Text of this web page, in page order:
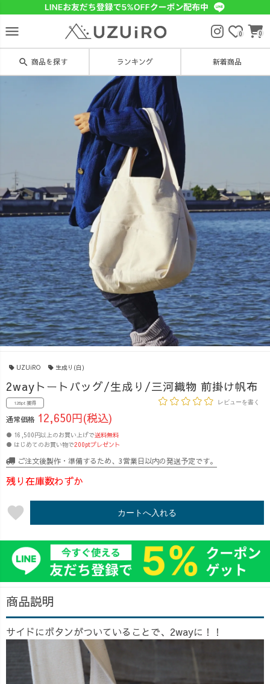
menu 0 0
search 商品を探す ランキング 新着商品
UZUiRO 生成り(白)
2wayトートバッグ/生成り/三河織物 前掛け帆布
126pt 獲得 レビューを書く
通常価格 12,650円(税込)
● 16,500円以上のお買い上げで送料無料
● はじめてのお買い物で200ptプレゼント
ご注文後製作・準備するため、3営業日以内の発送予定です。
残り在庫数わずか
favorite カートへ入れる
商品説明
サイドにボタンがついていることで、2wayに！！